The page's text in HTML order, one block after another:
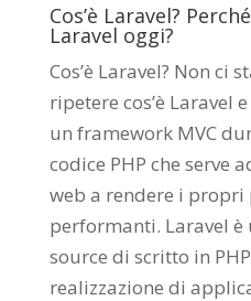
Cos’è Laravel?
Laravel oggi?
Cos’è Laravel? Non ci
ripetere cos’è Laravel
un framework MVC
codice PHP che serve
web a rendere i
performanti. Laravel
source di scritto in
realizzazione di